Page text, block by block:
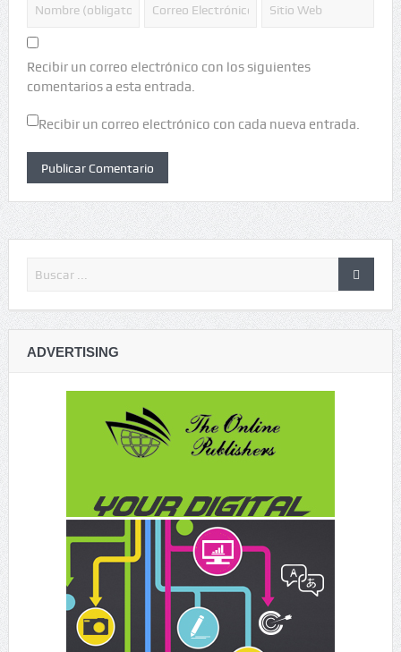
Recibir un correo electrónico con los siguientes
comentarios a esta entrada.
Recibir un correo electrónico con cada nueva entrada.
ADVERTISING